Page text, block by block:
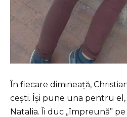
În fiecare dimineață,
cești. Își pune una pentru
Natalia. Îi duc „împreună” pe